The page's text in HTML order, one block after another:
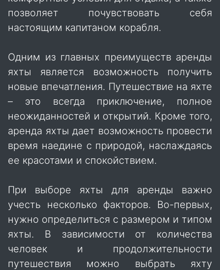
позволяет почувствовать себя
настоящим капитаном корабля.
Одним из главных преимуществ аренды
яхты является возможность получить
новые впечатления. Путешествие на яхте
– это всегда приключение, полное
неожиданностей и открытий. Кроме того,
аренда яхты дает возможность провести
время наедине с природой, наслаждаясь
ее красотами и спокойствием.
При выборе яхты для аренды важно
учесть несколько факторов. Во-первых,
нужно определиться с размером и типом
яхты. В зависимости от количества
человек и продолжительности
путешествия можно выбрать яхту